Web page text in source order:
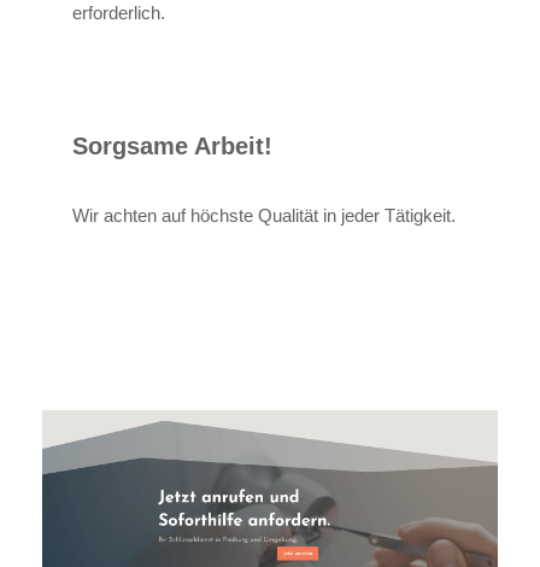
erforderlich.
Sorgsame Arbeit!
Wir achten auf höchste Qualität in jeder Tätigkeit.